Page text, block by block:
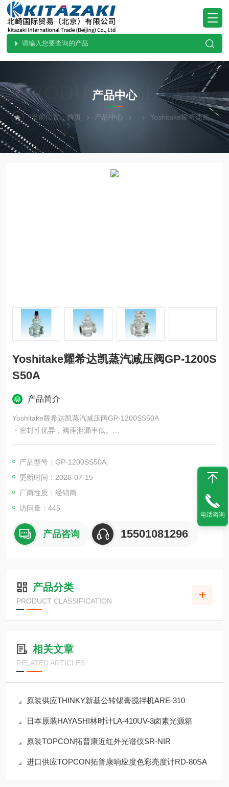
PRODUCTS CENTER
产品中心
当前位置：首页 产品中心 Yoshitake耀希达凯
Yoshitake耀希达凯蒸汽减压阀GP-1200S
S50A
产品简介
Yoshitake耀希达凯蒸汽减压阀GP-1200SS50A
・密封性优异，阀座泄漏率低。
・可远程调节压力。
产品型号：GP-1200SS50A.
更新时间：2026-07-15
厂商性质：经销商
访问量：445
产品咨询 15501081296
产品分类
PRODUCT CLASSIFICATION
相关文章
RELATED ARTICLES
原装供应THINKY新基公转锡膏搅拌机ARE-310
日本原装HAYASHI林时计LA-410UV-3卤素光源箱
原装TOPCON拓普康近红外光谱仪SR-NIR
进口供应TOPCON拓普康响应度色彩亮度计RD-80SA
电话咨询